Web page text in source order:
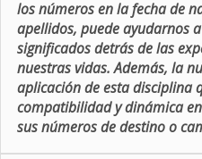
los números en la fecha de
apellidos, puede ayudarnos
significados detrás de las
nuestras vidas. Además, la
aplicación de esta disciplina
compatibilidad y dinámica
sus números de destino o